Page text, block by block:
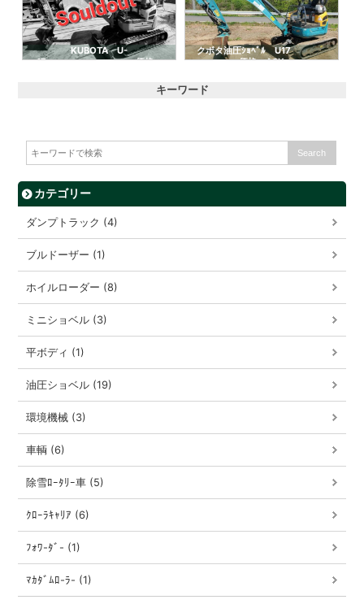
KUBOTA U-
17 価格：
クボタ油圧ｼｮﾍﾞﾙ U17
価格：ASK
キーワード
カテゴリー
ダンプトラック (4)
ブルドーザー (1)
ホイルローダー (8)
ミニショベル (3)
平ボディ (1)
油圧ショベル (19)
環境機械 (3)
車輌 (6)
除雪ﾛｰﾀﾘｰ車 (5)
ｸﾛｰﾗｷｬﾘｱ (6)
ﾌｫﾜ-ﾀﾞ- (1)
ﾏｶﾀﾞﾑﾛ-ﾗ- (1)